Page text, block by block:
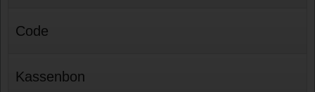
Code
Kassenbon